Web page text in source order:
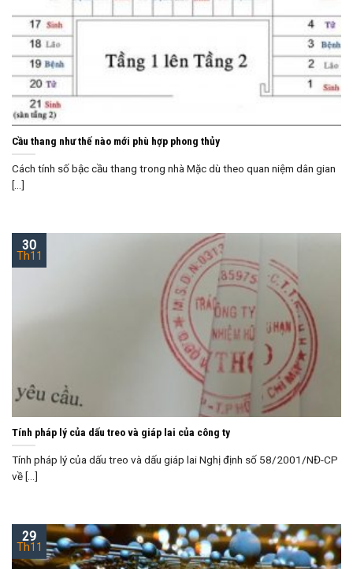
Cầu thang như thế nào mới phù hợp phong thủy
Cách tính số bậc cầu thang trong nhà Mặc dù theo quan niệm dân gian
[...]
Tính pháp lý của dấu treo và giáp lai của công ty
Tính pháp lý của dấu treo và dấu giáp lai Nghị định số 58/2001/NĐ-CP
về [...]
30
Th11
29
Th11